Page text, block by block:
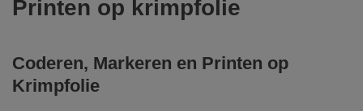
Printen op krimpfolie
Coderen, Markeren en Printen op
Krimpfolie